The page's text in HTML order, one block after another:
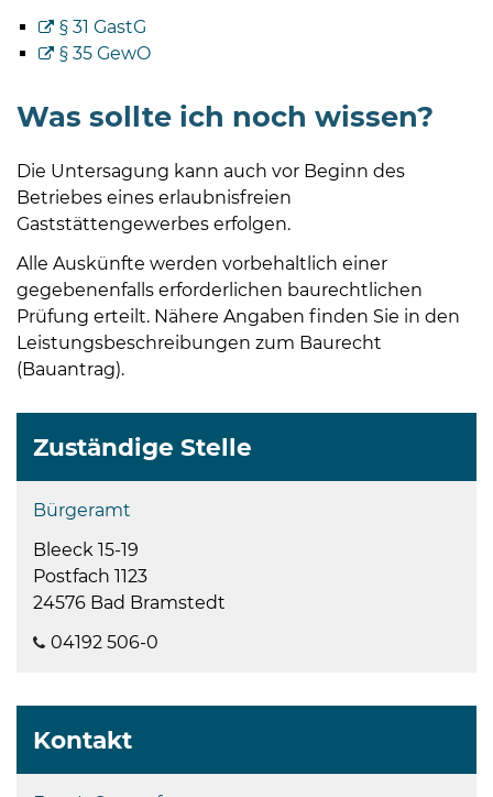
§ 31 GastG
§ 35 GewO
Was sollte ich noch wissen?
Die Untersagung kann auch vor Beginn des
Betriebes eines erlaubnisfreien
Gaststättengewerbes erfolgen.
Alle Auskünfte werden vorbehaltlich einer
gegebenenfalls erforderlichen baurechtlichen
Prüfung erteilt. Nähere Angaben finden Sie in den
Leistungsbeschreibungen zum Baurecht
(Bauantrag).
Zuständige Stelle
Bürgeramt
Bleeck 15-19
Postfach 1123
24576 Bad Bramstedt
04192 506-0
Kontakt